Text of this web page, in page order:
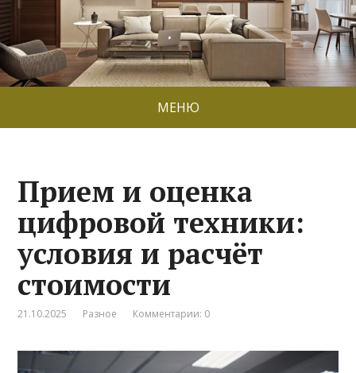
МЕНЮ
Прием и оценка
цифровой техники:
условия и расчёт
стоимости
21.10.2025 Разное Комментарии: 0